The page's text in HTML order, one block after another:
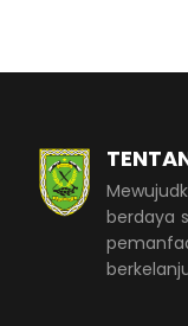
berdaya